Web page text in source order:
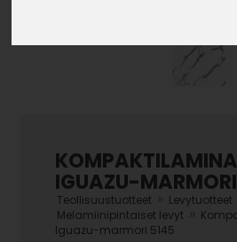
IGUAZU-
Teollisuustuotteet Levytuotteet
Melamiinipintaiset levyt
Iguazu-marmori 5145